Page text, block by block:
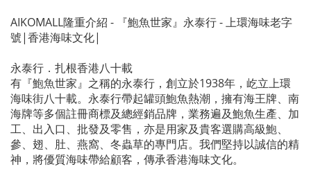
AIKOMALL隆重介紹 - 『鮑魚世家』永泰行 - 上環海味老字
號|香港海味文化|
永泰行．扎根香港八十載
有『鮑魚世家』之稱的永泰行，創立於1938年，屹立上環
海味街八十載。永泰行帶起罐頭鮑魚熱潮，擁有海王牌、南
海牌等多個註冊商標及總經銷品牌，業務遍及鮑魚生產、加
工、出入口、批發及零售，亦是用家及貴客選購高級鮑、
參、翅、肚、燕窩、冬蟲草的專門店。我們堅持以誠信的精
神，將優質海味帶給顧客，傳承香港海味文化。